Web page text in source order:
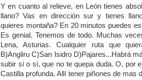
Y en cuanto al relieve, en León tienes
llano? Vas en dirección sur y tienes
quieres montaña? En 20 minutos puedes
Es genial. Tenemos de todo. Muchas
Lena, Asturias. Cualquier ruta que
B)Angliru C)San Isidro D)Pajares...Habrá
subir sí o sí, que no te quepa duda. O, por
Castilla profunda. Allí tener piñones de mas